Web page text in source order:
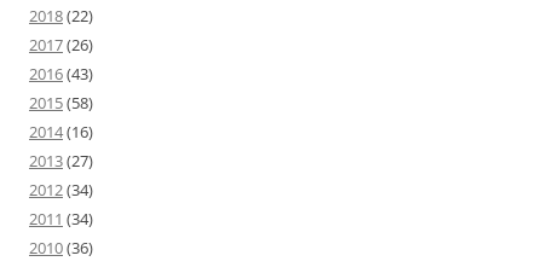
2018(22)
2017(26)
2016(43)
2015(58)
2014(16)
2013(27)
2012(34)
2011 (34)
2010(36)